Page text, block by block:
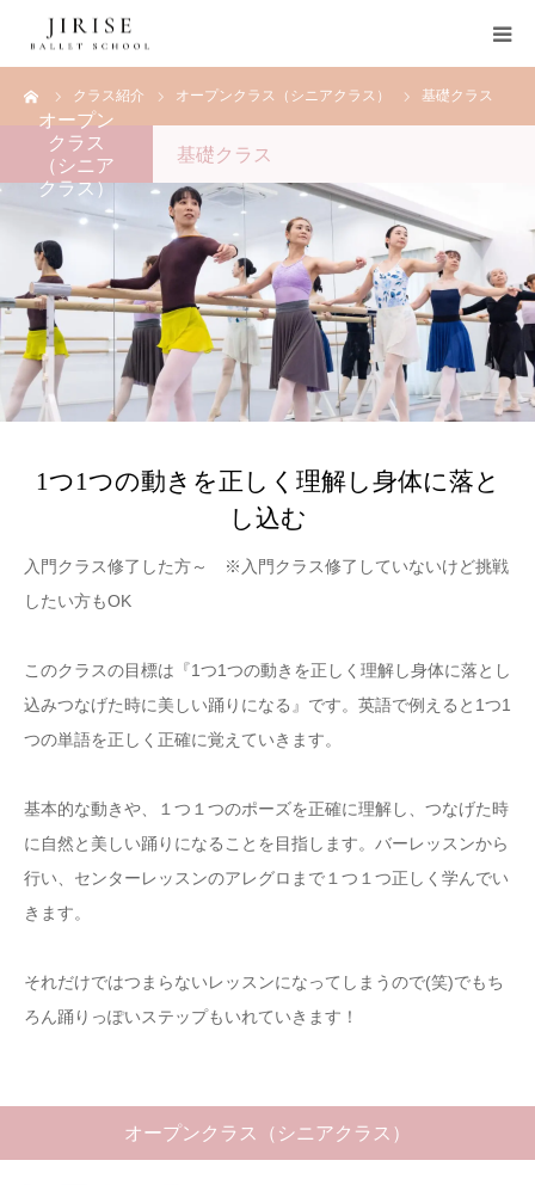
クラス紹介 オープンクラス（シニアクラス） 基礎クラス
オープン
クラス
（シニア
クラス）
基礎クラス
1つ1つの動きを正しく理解し身体に落と
し込む
入門クラス修了した方～ ※入門クラス修了していないけど挑戦
したい方もOK
このクラスの目標は『1つ1つの動きを正しく理解し身体に落とし
込みつなげた時に美しい踊りになる』です。英語で例えると1つ1
つの単語を正しく正確に覚えていきます。
基本的な動きや、１つ１つのポーズを正確に理解し、つなげた時
に自然と美しい踊りになることを目指します。バーレッスンから
行い、センターレッスンのアレグロまで１つ１つ正しく学んでい
きます。
それだけではつまらないレッスンになってしまうので(笑)でもち
ろん踊りっぽいステップもいれていきます！
オープンクラス（シニアクラス）
HOME
スクール紹介
入会体験案内
ブログ